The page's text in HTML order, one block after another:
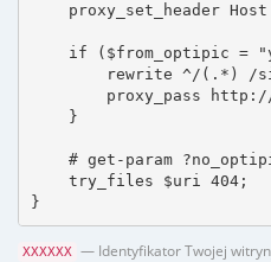
proxy_set_header
if ($from_optipic =
rewrite ^/(.*) /
proxy_pass
    }
# get-param
    try_files $uri 404;
}
XXXXXX
— Identyfikator Twojej